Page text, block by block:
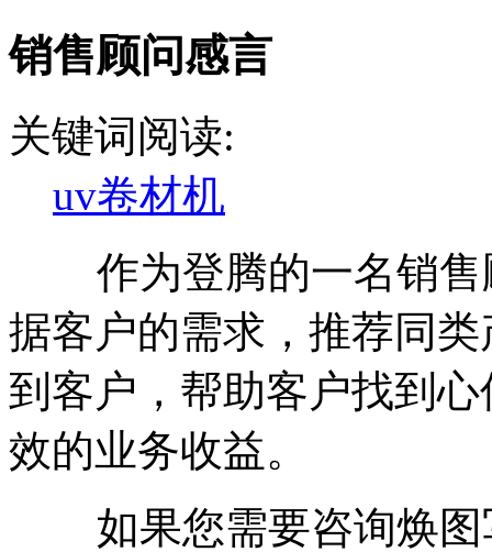
销售顾问感言
关键词阅读:
uv卷材机
作为登腾的一名销售
据客户的需求，推荐同
到客户，帮助客户找到
效的业务收益。
如果您需要咨询焕图